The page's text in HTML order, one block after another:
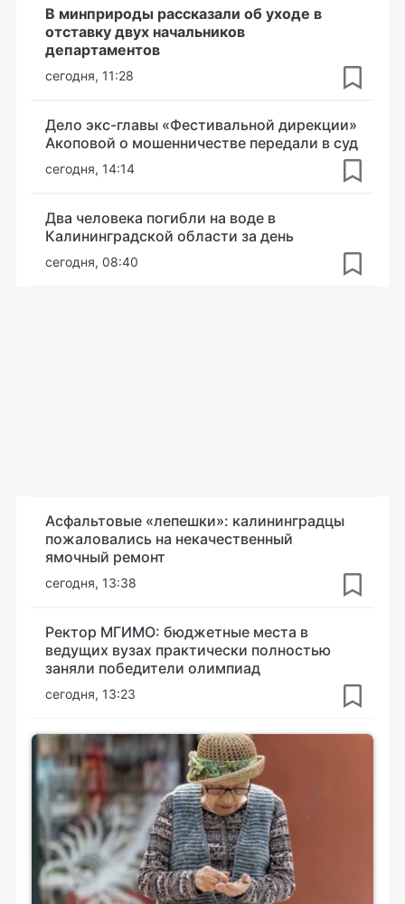
В минприроды рассказали об уходе в
отставку двух начальников
департаментов
сегодня, 11:28
Дело экс-главы «Фестивальной дирекции»
Акоповой о мошенничестве передали в суд
сегодня, 14:14
Два человека погибли на воде в
Калининградской области за день
сегодня, 08:40
Асфальтовые «лепешки»: калининградцы
пожаловались на некачественный
ямочный ремонт
сегодня, 13:38
Ректор МГИМО: бюджетные места в
ведущих вузах практически полностью
заняли победители олимпиад
сегодня, 13:23